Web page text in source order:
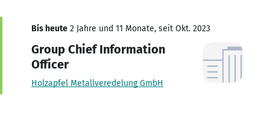
Bis heute 2 Jahre und 11 Monate, seit Okt. 2023
Group Chief Information
Officer
Holzapfel Metallveredelung GmbH